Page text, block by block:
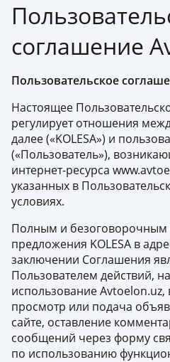
соглашение
Пользовательское
Настоящее
регулирует отношения
далее («KOLESA») и
(«Пользователь»),
интернет-ресурса
указанных в
условиях.
Полным и безоговорочным
предложения KOLESA в
заключении Соглашения
Пользователем действий,
использование Avtoelon.uz,
просмотр или подача
сайте, оставление
сообщений через форму
по использованию